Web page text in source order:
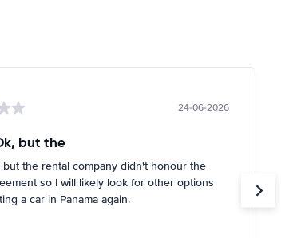
24-06-2026
but the
but the rental company didn't honour the
so I will likely look for other options
a car in Panama again.